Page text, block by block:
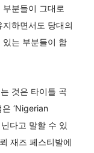
분들이 그대로
하면서도 당대의
있는 부분들이 함
것은 타이틀 곡
‘Nigerian
다고 말할 수 있
재즈 페스티발에